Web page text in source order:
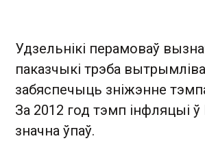
Удзельнікі перамоваў
паказчыкі трэба
забяспечыць зніжэнне
За 2012 год тэмп інфляцыі ў
значна ўпаў.